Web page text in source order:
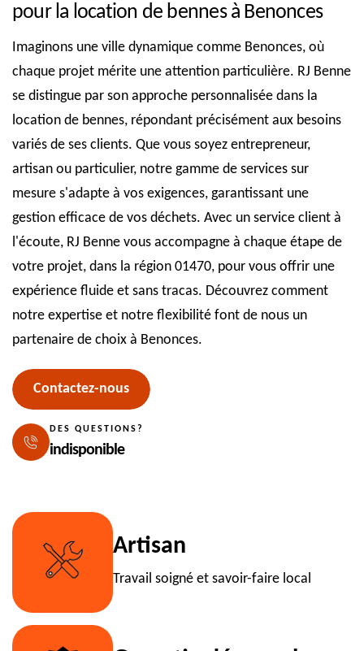
pour la location de bennes à Benonces
Imaginons une ville dynamique comme Benonces, où
chaque projet mérite une attention particulière. RJ Benne
se distingue par son approche personnalisée dans la
location de bennes, répondant précisément aux besoins
variés de ses clients. Que vous soyez entrepreneur,
artisan ou particulier, notre gamme de services sur
mesure s'adapte à vos exigences, garantissant une
gestion efficace de vos déchets. Avec un service client à
l'écoute, RJ Benne vous accompagne à chaque étape de
votre projet, dans la région 01470, pour vous offrir une
expérience fluide et sans tracas. Découvrez comment
notre expertise et notre flexibilité font de nous un
partenaire de choix à Benonces.
Contactez-nous
DES QUESTIONS?
indisponible
Artisan
Travail soigné et savoir-faire local